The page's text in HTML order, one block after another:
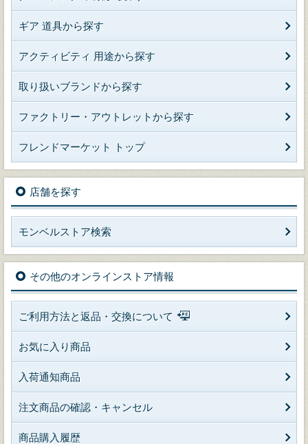
ギア 道具から探す
アクティビティ 用途から探す
取り扱いブランドから探す
ファクトリー・アウトレットから探す
フレンドマーケット トップ
店舗を探す
モンベルストア検索
その他のオンラインストア情報
ご利用方法と返品・交換について
お気に入り商品
入荷通知商品
注文商品の確認・キャンセル
商品購入履歴